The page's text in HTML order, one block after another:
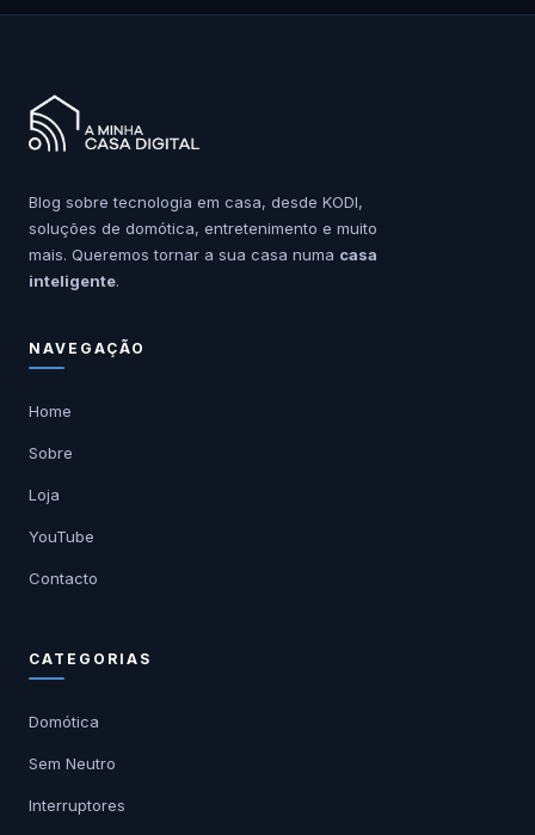
Blog sobre tecnologia em casa, desde KODI,
soluções de domótica, entretenimento e muito
mais. Queremos tornar a sua casa numa casa
inteligente.
NAVEGAÇÃO
Home
Sobre
Loja
YouTube
Contacto
CATEGORIAS
Domótica
Sem Neutro
Interruptores